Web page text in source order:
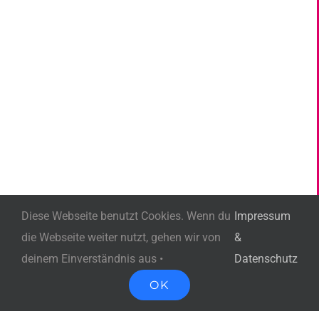
Diese Webseite benutzt Cookies. Wenn du
die Webseite weiter nutzt, gehen wir von
deinem Einverständnis aus •
Impressum
&
Datenschutz
OK